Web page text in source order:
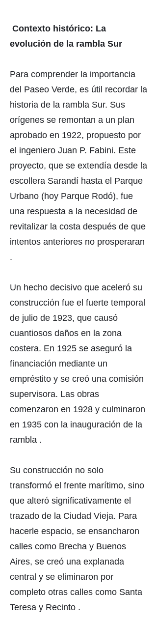
Contexto histórico: La
evolución de la rambla Sur
Para comprender la importancia
del Paseo Verde, es útil recordar la
historia de la rambla Sur. Sus
orígenes se remontan a un plan
aprobado en 1922, propuesto por
el ingeniero Juan P. Fabini. Este
proyecto, que se extendía desde la
escollera Sarandí hasta el Parque
Urbano (hoy Parque Rodó), fue
una respuesta a la necesidad de
revitalizar la costa después de que
intentos anteriores no prosperaran
.
Un hecho decisivo que aceleró su
construcción fue el fuerte temporal
de julio de 1923, que causó
cuantiosos daños en la zona
costera. En 1925 se aseguró la
financiación mediante un
empréstito y se creó una comisión
supervisora. Las obras
comenzaron en 1928 y culminaron
en 1935 con la inauguración de la
rambla .
Su construcción no solo
transformó el frente marítimo, sino
que alteró significativamente el
trazado de la Ciudad Vieja. Para
hacerle espacio, se ensancharon
calles como Brecha y Buenos
Aires, se creó una explanada
central y se eliminaron por
completo otras calles como Santa
Teresa y Recinto .